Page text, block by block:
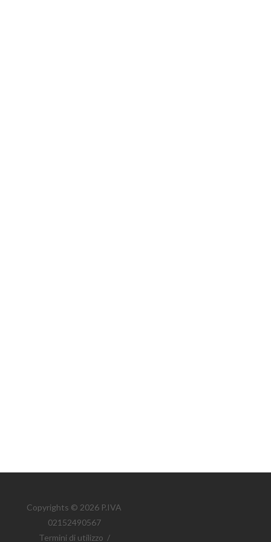
Copyrights © 2026 P.IVA
02152490567
Termini di utilizzo /